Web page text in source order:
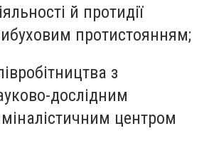
й протидії
протистоянням;
з
дослідним
центром